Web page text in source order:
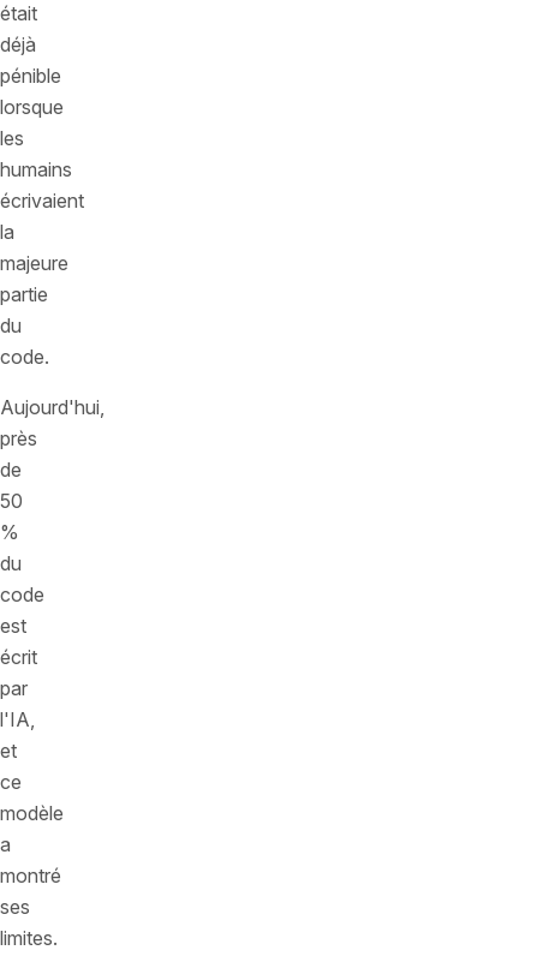
était
déjà
pénible
lorsque
les
humains
écrivaient
la
majeure
partie
du
code.
Aujourd'hui,
près
de
50
%
du
code
est
écrit
par
l'IA,
et
ce
modèle
a
montré
ses
limites.